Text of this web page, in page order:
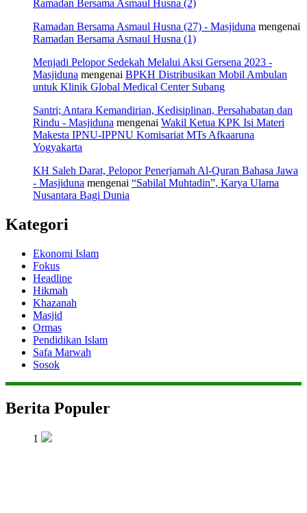
Ramadan Bersama Asmaul Husna (2)
Ramadan Bersama Asmaul Husna (27) - Masjiduna mengenai
Ramadan Bersama Asmaul Husna (1)
Menjadi Pelopor Sedekah Melalui Aksi Gersena 2023 -
Masjiduna mengenai BPKH Distribusikan Mobil Ambulan
untuk Klinik Global Medical Center Subang
Santri; Antara Kemandirian, Kedisiplinan, Persahabatan dan
Rindu - Masjiduna mengenai Wakil Ketua KPK Isi Materi
Makesta IPNU-IPPNU Komisariat MTs Afkaaruna
Yogyakarta
KH Saleh Darat, Pelopor Penerjamah Al-Quran Bahasa Jawa
- Masjiduna mengenai “Sabilal Muhtadin”, Karya Ulama
Nusantara Bagi Dunia
Kategori
Ekonomi Islam
Fokus
Headline
Hikmah
Khazanah
Masjid
Ormas
Pendidikan Islam
Safa Marwah
Sosok
Berita Populer
1